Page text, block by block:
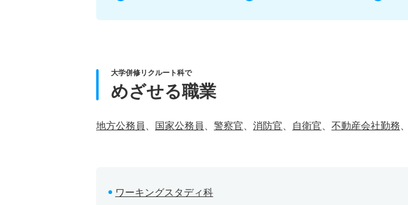
大学併修リクルート科で
めざせる職業
地方公務員 国家公務員 警察官 消防官 自衛官 不動産会社勤務
ワーキングスタディ科